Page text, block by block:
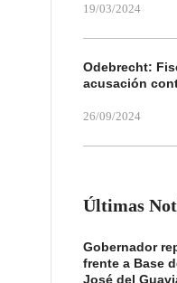
19/03/2024
Odebrecht:
acusación
26/09/2024
Últimas
Gobernador
frente a Base
José del